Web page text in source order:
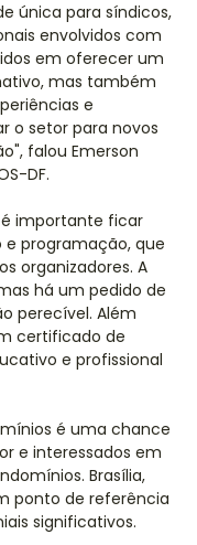
única para síndicos,
envolvidos com
em oferecer um
mas também
e
o setor para novos
falou Emerson
DF.
é importante ficar
programação, que
organizadores. A
há um pedido de
perecível. Além
certificado de
e profissional
é uma chance
e interessados em
Brasília,
ponto de referência
significativos.